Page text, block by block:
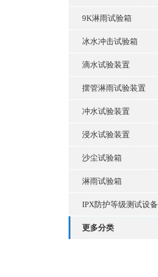
9K淋雨试验箱
冰水冲击试验箱
滴水试验装置
摆管淋雨试验装置
冲水试验装置
浸水试验装置
沙尘试验箱
淋雨试验箱
IPX防护等级测试设备
更多分类